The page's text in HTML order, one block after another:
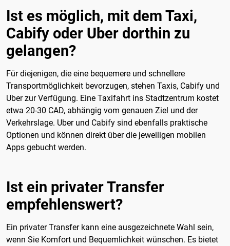
Ist es möglich, mit dem Taxi,
Cabify oder Uber dorthin zu
gelangen?
Für diejenigen, die eine bequemere und schnellere
Transportmöglichkeit bevorzugen, stehen Taxis, Cabify und
Uber zur Verfügung. Eine Taxifahrt ins Stadtzentrum kostet
etwa 20-30 CAD, abhängig vom genauen Ziel und der
Verkehrslage. Uber und Cabify sind ebenfalls praktische
Optionen und können direkt über die jeweiligen mobilen
Apps gebucht werden.
Ist ein privater Transfer
empfehlenswert?
Ein privater Transfer kann eine ausgezeichnete Wahl sein,
wenn Sie Komfort und Bequemlichkeit wünschen. Es bietet